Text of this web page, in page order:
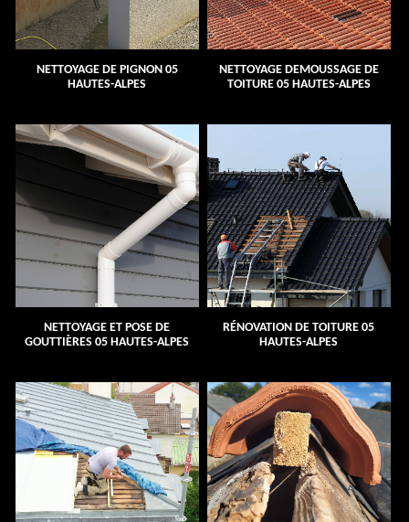
NETTOYAGE DE PIGNON 05
HAUTES-ALPES
NETTOYAGE DEMOUSSAGE DE
TOITURE 05 HAUTES-ALPES
NETTOYAGE ET POSE DE
GOUTTIÈRES 05 HAUTES-ALPES
RÉNOVATION DE TOITURE 05
HAUTES-ALPES